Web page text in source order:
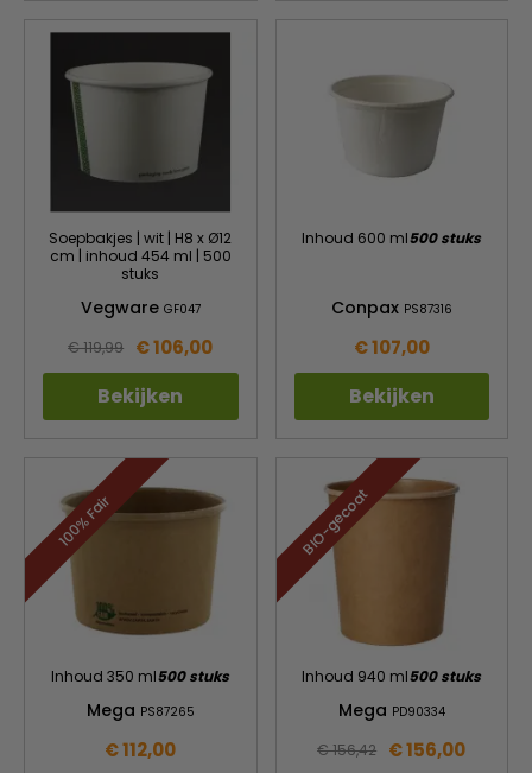
Soepbakjes | wit | H8 x Ø12
cm | inhoud 454 ml | 500
stuks
Vegware GF047
€ 119,99 € 106,00
Bekijken
Inhoud 600 ml500 stuks
Conpax PS87316
€ 107,00
Bekijken
100% Fair
Inhoud 350 ml500 stuks
Mega PS87265
€ 112,00
BIO-gecoat
Inhoud 940 ml500 stuks
Mega PD90334
€ 156,42 € 156,00